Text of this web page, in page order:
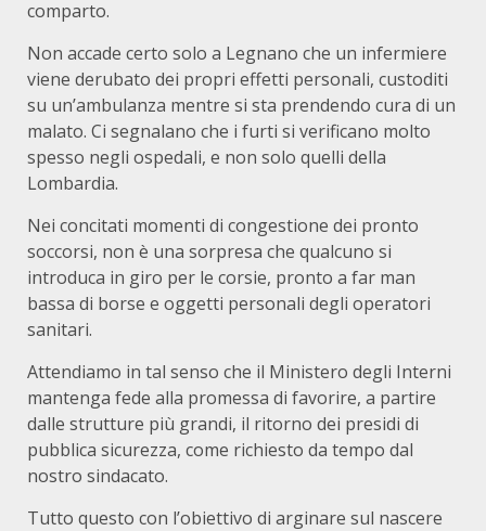
comparto.
Non accade certo solo a Legnano che un infermiere
viene derubato dei propri effetti personali, custoditi
su un’ambulanza mentre si sta prendendo cura di un
malato. Ci segnalano che i furti si verificano molto
spesso negli ospedali, e non solo quelli della
Lombardia.
Nei concitati momenti di congestione dei pronto
soccorsi, non è una sorpresa che qualcuno si
introduca in giro per le corsie, pronto a far man
bassa di borse e oggetti personali degli operatori
sanitari.
Attendiamo in tal senso che il Ministero degli Interni
mantenga fede alla promessa di favorire, a partire
dalle strutture più grandi, il ritorno dei presidi di
pubblica sicurezza, come richiesto da tempo dal
nostro sindacato.
Tutto questo con l’obiettivo di arginare sul nascere